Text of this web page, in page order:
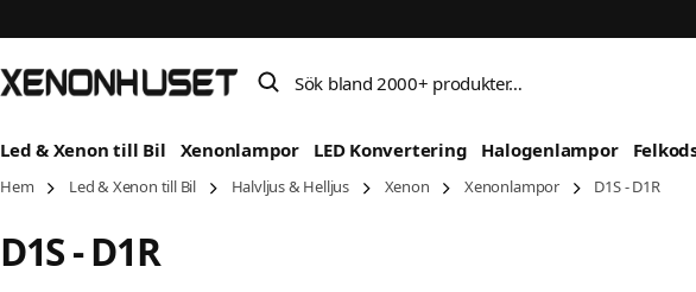
Sök bland 2000+ produkter…
Led & Xenon till Bil Xenonlampor LED Konvertering Halogenlampor
Hem Led & Xenon till Bil Halvljus & Helljus Xenon Xenonlampor D1S - D1R
D1S - D1R